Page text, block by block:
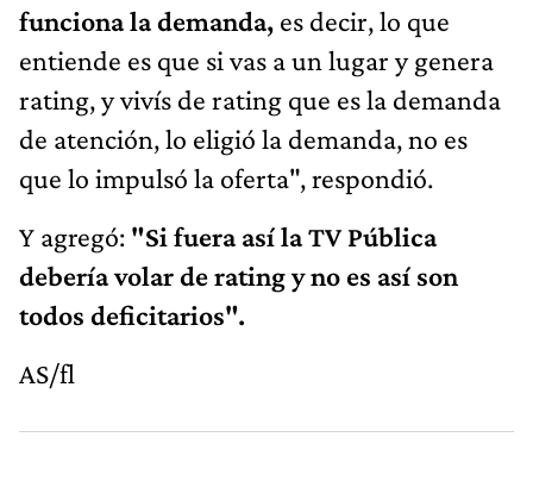
funciona la demanda, es decir, lo que
entiende es que si vas a un lugar y genera
rating, y vivís de rating que es la demanda
de atención, lo eligió la demanda, no es
que lo impulsó la oferta", respondió.
Y agregó: "Si fuera así la TV Pública
debería volar de rating y no es así son
todos deficitarios".
AS/fl